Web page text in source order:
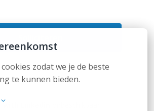
zodat we je de beste
te kunnen bieden.
of
with Linkedin